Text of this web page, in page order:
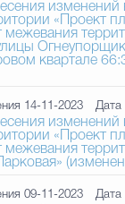
изменений
«Проект
межевания
квартале
14-11-2023 Дата
изменений
«Проект
межевания
09-11-2023 Дата